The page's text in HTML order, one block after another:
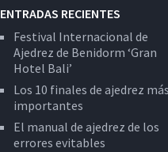
ENTRADAS RECIENTES
Festival Internacional de
Ajedrez de Benidorm ‘Gran
Hotel Bali’
Los 10 finales de ajedrez más
importantes
El manual de ajedrez de los
errores evitables